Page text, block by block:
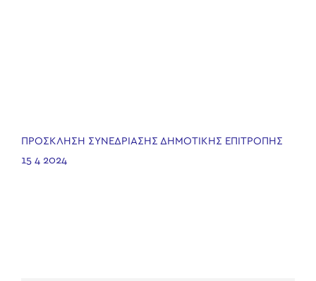
ΠΡΟΣΚΛΗΣΗ ΣΥΝΕΔΡΙΑΣΗΣ ΔΗΜΟΤΙΚΗΣ ΕΠΙΤΡΟΠΗΣ
15 4 2024